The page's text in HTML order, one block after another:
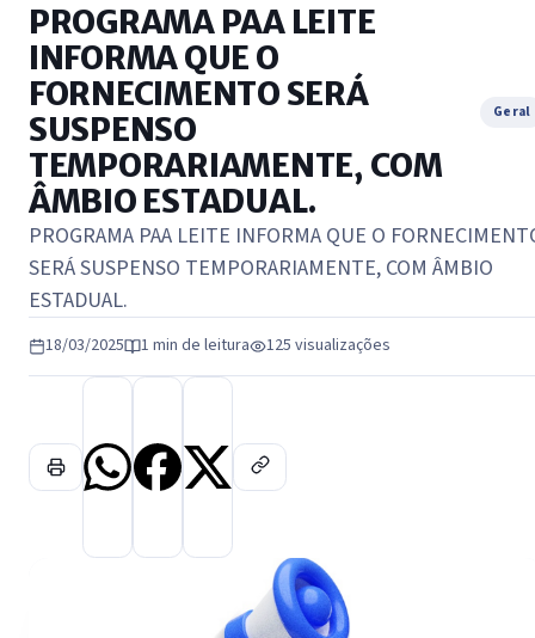
PROGRAMA PAA LEITE
INFORMA QUE O
FORNECIMENTO SERÁ
SUSPENSO
TEMPORARIAMENTE, COM
ÂMBIO ESTADUAL.
Geral
PROGRAMA PAA LEITE INFORMA QUE O
SERÁ SUSPENSO TEMPORARIAMENTE, COM ÂMBIO
ESTADUAL.
18/03/2025 1 min de leitura 125 visualizações